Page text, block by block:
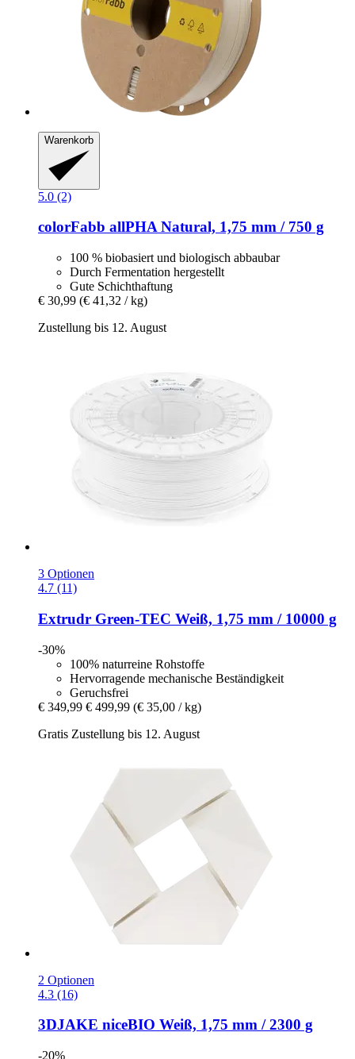
Warenkorb
5.0 (2)
colorFabb allPHA Natural, 1,75 mm / 750 g
100 % biobasiert und biologisch abbaubar
Durch Fermentation hergestellt
Gute Schichthaftung
€ 30,99 (€ 41,32 / kg)
Zustellung bis 12. August
3 Optionen
4.7 (11)
Extrudr Green-​TEC Weiß, 1,75 mm / 10000 g
-30%
100% naturreine Rohstoffe
Hervorragende mechanische Beständigkeit
Geruchsfrei
€ 349,99 € 499,99 (€ 35,00 / kg)
Gratis Zustellung bis 12. August
2 Optionen
4.3 (16)
3DJAKE niceBIO Weiß, 1,75 mm / 2300 g
-20%